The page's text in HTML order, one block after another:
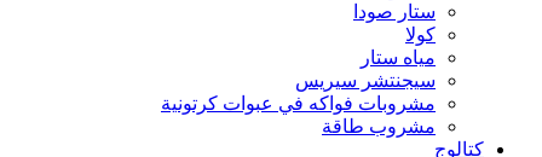
ستار صودا
كولا
مياه ستار
سيجنتشر سيريس
مشروبات فواكه في عبوات كرتونية
مشروب طاقة
كتالوج